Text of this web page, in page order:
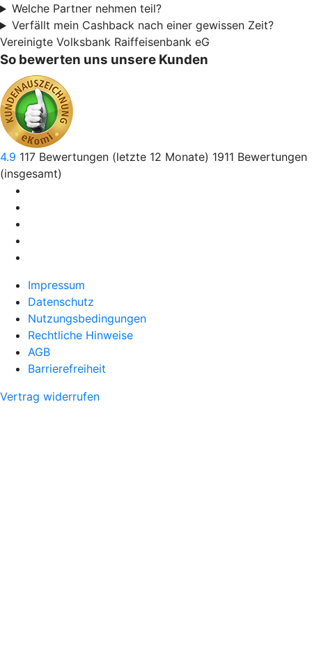
Welche Partner nehmen teil?
Verfällt mein Cashback nach einer gewissen Zeit?
Vereinigte Volksbank Raiffeisenbank eG
So bewerten uns unsere Kunden
4.9 117 Bewertungen (letzte 12 Monate) 1911 Bewertungen
(insgesamt)
Impressum
Datenschutz
Nutzungsbedingungen
Rechtliche Hinweise
AGB
Barrierefreiheit
Vertrag widerrufen